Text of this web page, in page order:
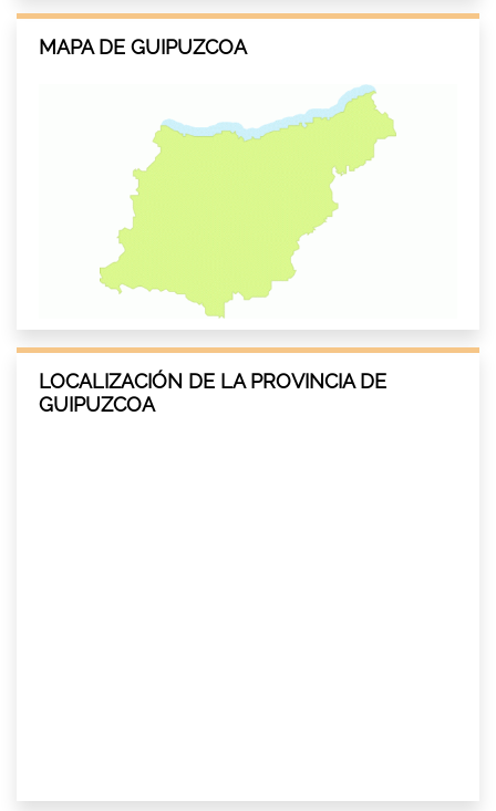
MAPA DE GUIPUZCOA
LOCALIZACIÓN DE LA PROVINCIA DE
GUIPUZCOA